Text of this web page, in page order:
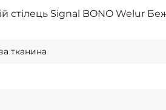
стілець Signal BONO Welur
тканина